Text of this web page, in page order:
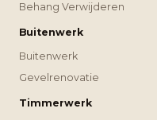
Behang Verwijderen
Buitenwerk
Buitenwerk
Gevelrenovatie
Timmerwerk